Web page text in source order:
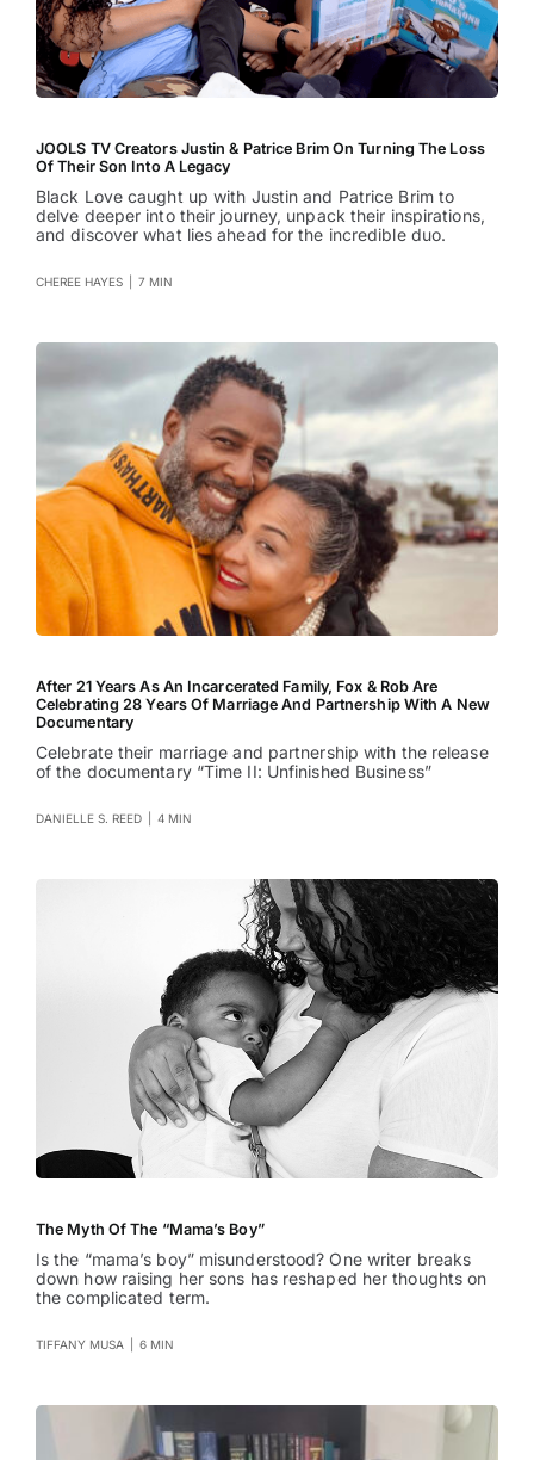
JOOLS TV Creators Justin & Patrice Brim On Turning The Loss
Of Their Son Into A Legacy
Black Love caught up with Justin and Patrice Brim to
delve deeper into their journey, unpack their inspirations,
and discover what lies ahead for the incredible duo.
CHEREE HAYES 7 MIN
After 21 Years As An Incarcerated Family, Fox & Rob Are
Celebrating 28 Years Of Marriage And Partnership With A New
Documentary
Celebrate their marriage and partnership with the release
of the documentary “Time II: Unfinished Business”
DANIELLE S. REED 4 MIN
The Myth Of The “Mama’s Boy”
Is the “mama’s boy” misunderstood? One writer breaks
down how raising her sons has reshaped her thoughts on
the complicated term.
TIFFANY MUSA 6 MIN